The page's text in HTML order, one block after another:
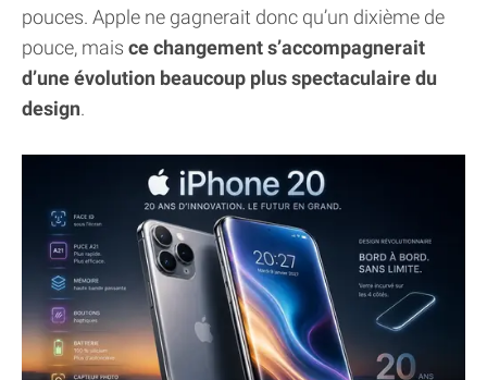
pouces. Apple ne gagnerait donc qu’un dixième de
pouce, mais ce changement s’accompagnerait
d’une évolution beaucoup plus spectaculaire du
design.